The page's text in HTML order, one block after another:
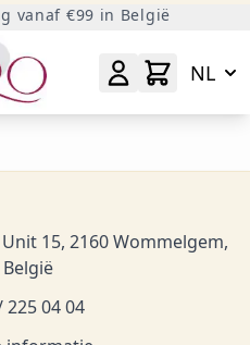
vanaf €99 in België
NL
15, 2160 Wommelgem,
België
225 04 04